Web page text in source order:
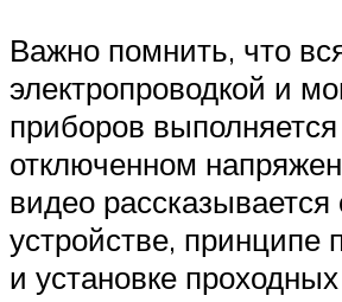
Важно помнить, что
электропроводкой и
приборов
отключенном
видео рассказывается
устройстве, принципе
и установке проходных